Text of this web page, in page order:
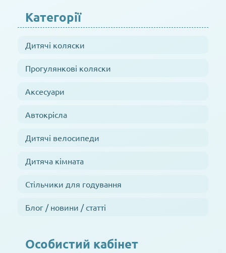
Категорії
Дитячі коляски
Прогулянкові коляски
Аксесуари
Автокрісла
Дитячі велосипеди
Дитяча кімната
Стільчики для годування
Блог / новини / статті
Особистий кабінет